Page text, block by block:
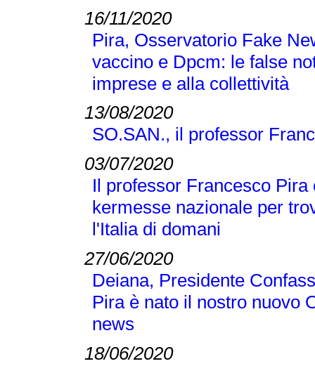
16/11/2020
Pira, Osservatorio Fake
vaccino e Dpcm: le false
imprese e alla collettività
13/08/2020
SO.SAN., il professor
03/07/2020
Il professor Francesco
kermesse nazionale per
l'Italia di domani
27/06/2020
Deiana, Presidente
Pira è nato il nostro nuovo
news
18/06/2020